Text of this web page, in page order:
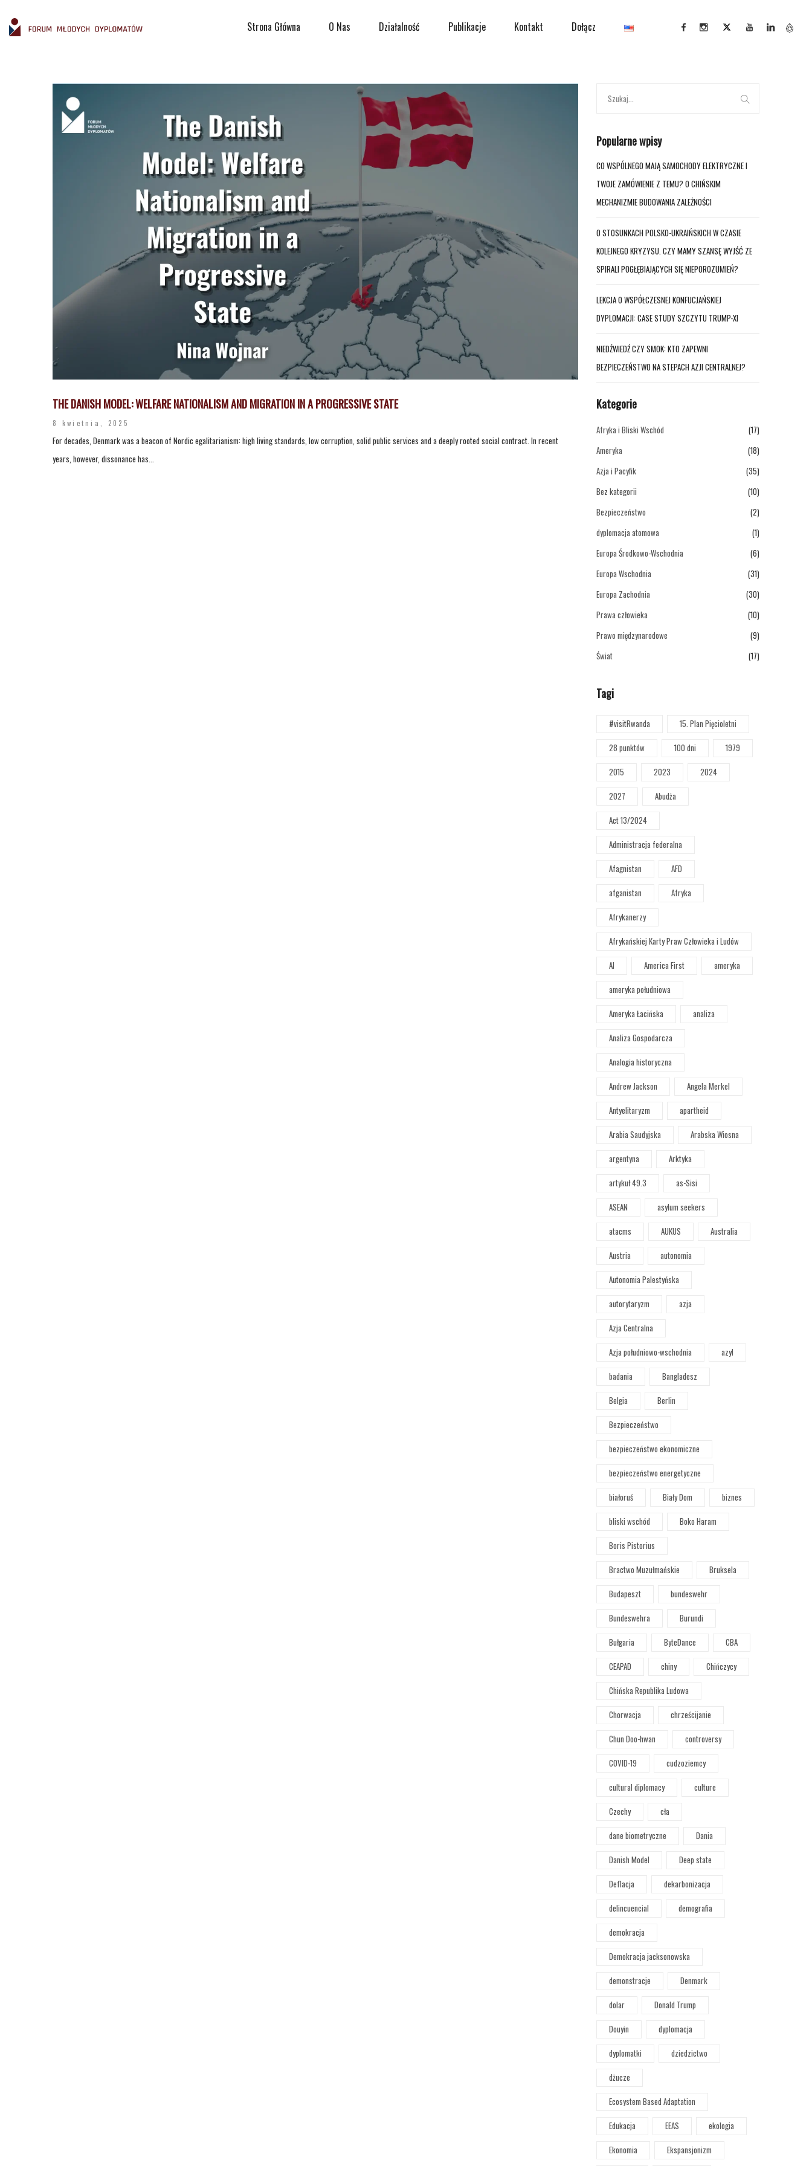
Strona Główna O Nas Działalność Publikacje Kontakt Dołącz
THE DANISH MODEL: WELFARE NATIONALISM AND MIGRATION IN A PROGRESSIVE STATE
8 kwietnia, 2025
For decades, Denmark was a beacon of Nordic egalitarianism: high living standards, low corruption, solid public services and a deeply rooted social contract. In recent
years, however, dissonance has...
Popularne wpisy
CO WSPÓLNEGO MAJĄ SAMOCHODY ELEKTRYCZNE I
TWOJE ZAMÓWIENIE Z TEMU? O CHIŃSKIM
MECHANIZMIE BUDOWANIA ZALEŻNOŚCI
O STOSUNKACH POLSKO-UKRAIŃSKICH W CZASIE
KOLEJNEGO KRYZYSU. CZY MAMY SZANSĘ WYJŚĆ ZE
SPIRALI POGŁĘBIAJĄCYCH SIĘ NIEPOROZUMIEŃ?
LEKCJA O WSPÓŁCZESNEJ KONFUCJAŃSKIEJ
DYPLOMACJI: CASE STUDY SZCZYTU TRUMP-XI
NIEDŹWIEDŹ CZY SMOK: KTO ZAPEWNI
BEZPIECZEŃSTWO NA STEPACH AZJI CENTRALNEJ?
Kategorie
Afryka i Bliski Wschód
(17)
Ameryka
(18)
Azja i Pacyfik
(35)
Bez kategorii
(10)
Bezpieczeństwo
(2)
dyplomacja atomowa
(1)
Europa Środkowo-Wschodnia
(6)
Europa Wschodnia
(31)
Europa Zachodnia
(30)
Prawa człowieka
(10)
Prawo międzynarodowe
(9)
Świat
(17)
Tagi
#visitRwanda
15. Plan Pięcioletni
28 punktów
100 dni
1979
2015
2023
2024
2027
Abudża
Act 13/2024
Administracja federalna
Afagnistan
AFD
afganistan
Afryka
Afrykanerzy
Afrykańskiej Karty Praw Człowieka i Ludów
AI
America First
ameryka
ameryka południowa
Ameryka Łacińska
analiza
Analiza Gospodarcza
Analogia historyczna
Andrew Jackson
Angela Merkel
Antyelitaryzm
apartheid
Arabia Saudyjska
Arabska Wiosna
argentyna
Arktyka
artykuł 49.3
as-Sisi
ASEAN
asylum seekers
atacms
AUKUS
Australia
Austria
autonomia
Autonomia Palestyńska
autorytaryzm
azja
Azja Centralna
Azja południowo-wschodnia
azyl
badania
Bangladesz
Belgia
Berlin
Bezpieczeństwo
bezpieczeństwo ekonomiczne
bezpieczeństwo energetyczne
białoruś
Biały Dom
biznes
bliski wschód
Boko Haram
Boris Pistorius
Bractwo Muzułmańskie
Bruksela
Budapeszt
bundeswehr
Bundeswehra
Burundi
Bułgaria
ByteDance
CBA
CEAPAD
chiny
Chińczycy
Chińska Republika Ludowa
Chorwacja
chrześcijanie
Chun Doo-hwan
controversy
COVID-19
cudzoziemcy
cultural diplomacy
culture
Czechy
cła
dane biometryczne
Dania
Danish Model
Deep state
Deflacja
dekarbonizacja
delincuencial
demografia
demokracja
Demokracja jacksonowska
demonstracje
Denmark
dolar
Donald Trump
Douyin
dyplomacja
dyplomatki
dziedzictwo
dżucze
Ecosystem Based Adaptation
Edukacja
EEAS
ekologia
Ekonomia
Ekspansjonizm